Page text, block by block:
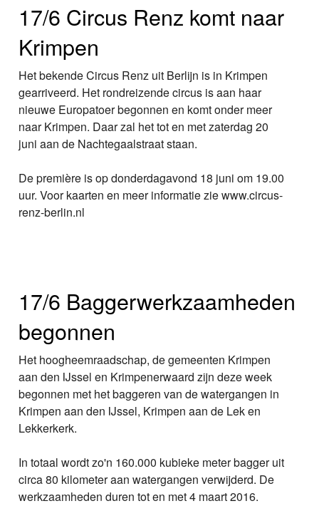
17/6 Circus Renz komt naar
Krimpen
Het bekende Circus Renz uit Berlijn is in Krimpen
gearriveerd. Het rondreizende circus is aan haar
nieuwe Europatoer begonnen en komt onder meer
naar Krimpen. Daar zal het tot en met zaterdag 20
juni aan de Nachtegaalstraat staan.
De première is op donderdagavond 18 juni om 19.00
uur. Voor kaarten en meer informatie zie www.circus-
renz-berlin.nl
17/6 Baggerwerkzaamheden
begonnen
Het hoogheemraadschap, de gemeenten Krimpen
aan den IJssel en Krimpenerwaard zijn deze week
begonnen met het baggeren van de watergangen in
Krimpen aan den IJssel, Krimpen aan de Lek en
Lekkerkerk.
In totaal wordt zo'n 160.000 kubieke meter bagger uit
circa 80 kilometer aan watergangen verwijderd. De
werkzaamheden duren tot en met 4 maart 2016.